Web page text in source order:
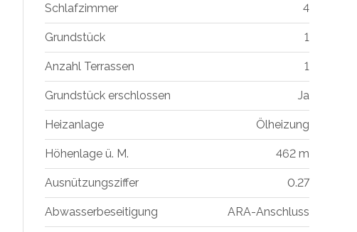
Schlafzimmer 4
Grundstück 1
Anzahl Terrassen 1
Grundstück erschlossen Ja
Heizanlage Ölheizung
Höhenlage ü. M. 462 m
Ausnützungsziffer 0.27
Abwasserbeseitigung ARA-Anschluss